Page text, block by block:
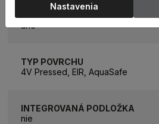
PODLAHOVÉ VYKUROVANIE
áno
TYP POVRCHU
4V Pressed, EIR, AquaSafe
INTEGROVANÁ PODLOŽKA
nie
Nastavenia